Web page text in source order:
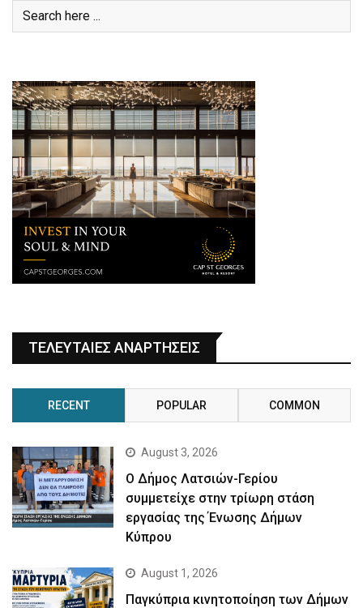
ΤΕΛΕΥΤΑΙΕΣ ΑΝΑΡΤΗΣΕΙΣ
RECENT POPULAR COMMON
August 3, 2026
Ο Δήμος Λατσιών-Γερίου
συμμετείχε στην τρίωρη στάση
εργασίας της Ένωσης Δήμων
Κύπρου
August 1, 2026
Παγκύπρια κινητοποίηση των Δήμων